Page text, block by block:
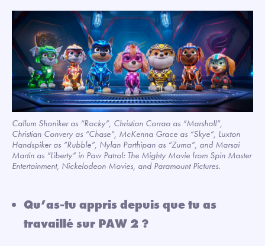
Callum Shoniker as “Rocky”, Christian Corrao as “Marshall”,
Christian Convery as “Chase”, McKenna Grace as “Skye”, Luxton
Handspiker as “Rubble”, Nylan Parthipan as “Zuma”, and Marsai
Martin as “Liberty” in Paw Patrol: The Mighty Movie from Spin Master
Entertainment, Nickelodeon Movies, and Paramount Pictures.
Qu’as-tu appris depuis que tu as
travaillé sur PAW 2 ?